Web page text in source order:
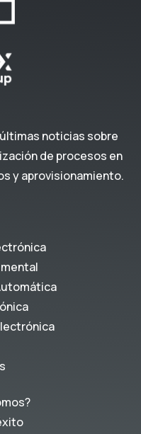
noticias sobre
de procesos en
y aprovisionamiento.